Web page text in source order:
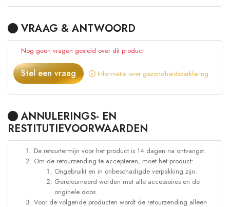
VRAAG & ANTWOORD
Nog geen vragen gesteld over dit product
Stel een vraag Informatie over gezondheidsverklaring
ANNULERINGS- EN
RESTITUTIEVOORWAARDEN
De retourtermijn voor het product is 14 dagen na ontvangst.
Om de retourzending te accepteren, moet het product:
Ongebruikt en in onbeschadigde verpakking zijn.
Geretourneerd worden met alle accessoires en de
originele doos.
Voor de volgende producten wordt de retourzending alleen